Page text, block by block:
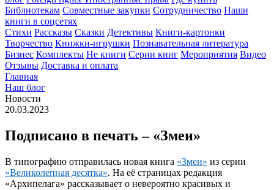
Библиотекам Совместные закупки Сотрудничество Наши
книги в соцсетях
Стихи Рассказы Сказки Детективы Книги-картонки
Творчество Книжки-игрушки Познавательная литература
Бизнес Комплекты Не книги Серии книг Мероприятия Видео
Отзывы Доставка и оплата
Главная
Наш блог
Новости
20.03.2023
Подписано в печать – «Змеи»
В типографию отправилась новая книга «Змеи» из серии
«Великолепная десятка». На её страницах редакция
«Архипелага» рассказывает о невероятно красивых и